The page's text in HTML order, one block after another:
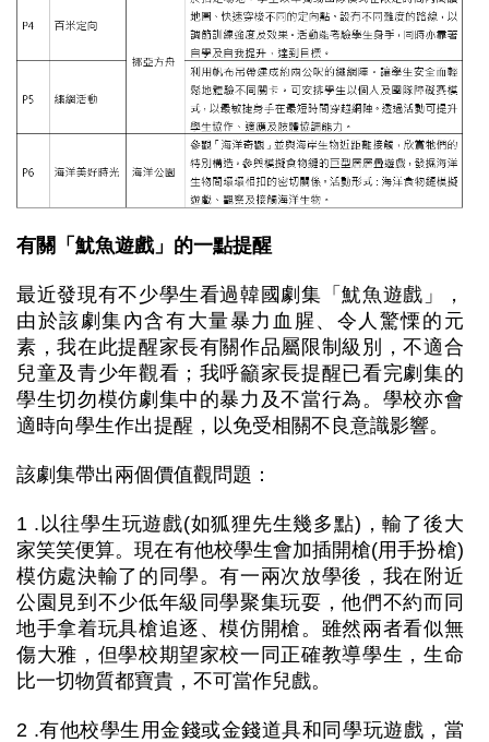
有關「魷魚遊戲」的一點提醒
最近發現有不少學生看過韓國劇集「魷魚遊戲」，
由於該劇集內含有大量暴力血腥、令人驚慄的元
素，我在此提醒家長有關作品屬限制級別，不適合
兒童及青少年觀看；我呼籲家長提醒已看完劇集的
學生切勿模仿劇集中的暴力及不當行為。學校亦會
適時向學生作出提醒，以免受相關不良意識影響。
該劇集帶出兩個價值觀問題：
1 .以往學生玩遊戲(如狐狸先生幾多點)，輸了後大
家笑笑便算。現在有他校學生會加插開槍(用手扮槍)
模仿處決輸了的同學。有一兩次放學後，我在附近
公園見到不少低年級同學聚集玩耍，他們不約而同
地手拿着玩具槍追逐、模仿開槍。雖然兩者看似無
傷大雅，但學校期望家校一同正確教導學生，生命
比一切物質都寶貴，不可當作兒戲。
2 .有他校學生用金錢或金錢道具和同學玩遊戲，當